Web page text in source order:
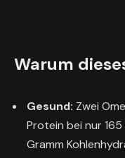
Warum
Gesund: Zwei
Protein bei nur
Gramm